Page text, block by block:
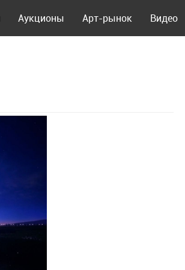
Аукционы Арт-рынок Видео